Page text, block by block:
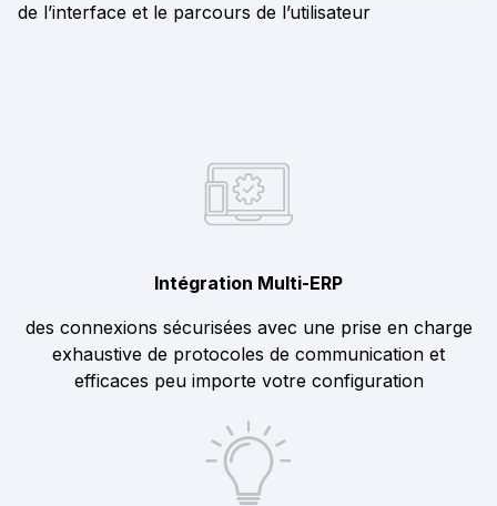
de l’interface et le parcours de l’utilisateur
Intégration Multi-ERP
des connexions sécurisées avec une prise en charge
exhaustive de protocoles de communication et
efficaces peu importe votre configuration